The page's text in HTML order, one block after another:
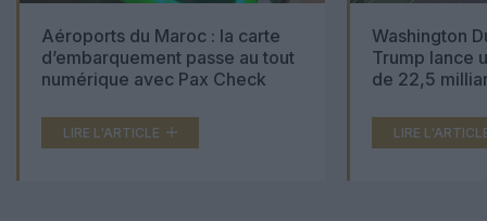
Aéroports du Maroc : la carte
d’embarquement passe au tout
numérique avec Pax Check
LIRE L'ARTICLE
Washington
Trump lance
de 22,5
LIRE